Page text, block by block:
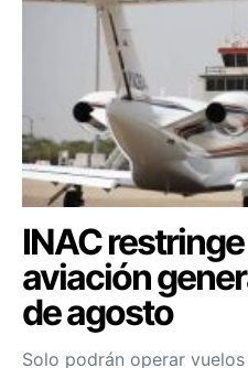
INAC
aviación
de agosto
Solo podrán operar